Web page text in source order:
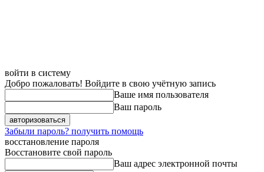
войти в систему
Добро пожаловать! Войдите в свою учётную запись
Ваше имя пользователя
Ваш пароль
Забыли пароль? получить помощь
восстановление пароля
Восстановите свой пароль
Ваш адрес электронной почты